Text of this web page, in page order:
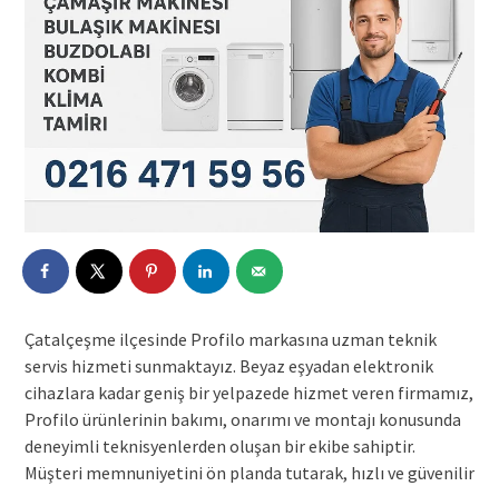
Çatalçeşme ilçesinde Profilo markasına uzman teknik
servis hizmeti sunmaktayız. Beyaz eşyadan elektronik
cihazlara kadar geniş bir yelpazede hizmet veren firmamız,
Profilo ürünlerinin bakımı, onarımı ve montajı konusunda
deneyimli teknisyenlerden oluşan bir ekibe sahiptir.
Müşteri memnuniyetini ön planda tutarak, hızlı ve güvenilir